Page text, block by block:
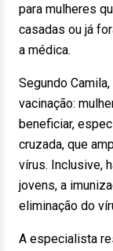
para mulheres
casadas ou já
a médica.
Segundo
vacinação:
beneficiar,
cruzada, que
vírus. Inclusive,
jovens, a
eliminação do
A especialista